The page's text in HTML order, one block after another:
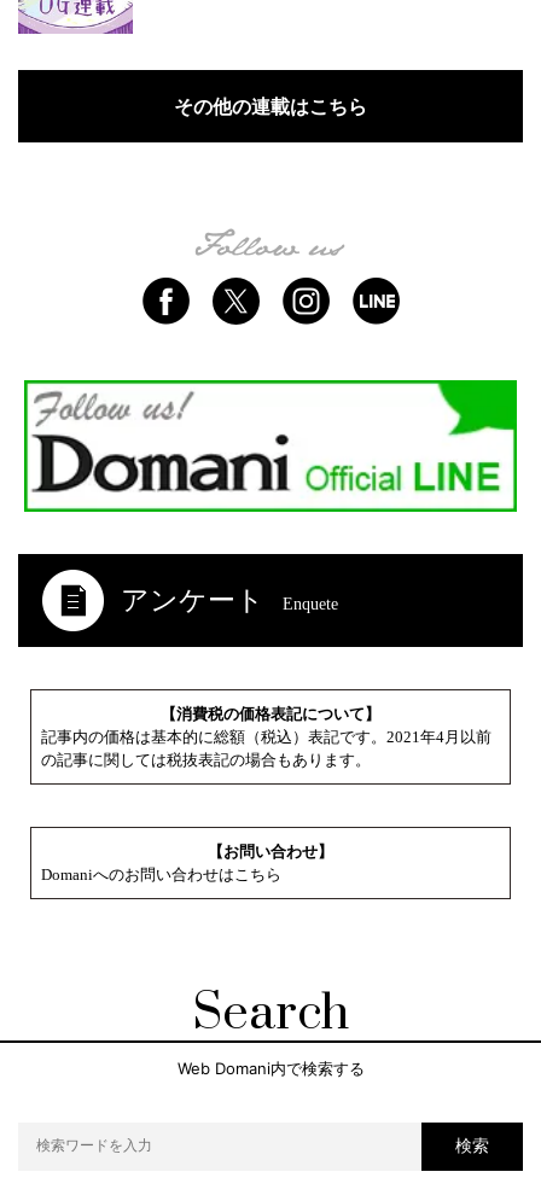
その他の連載はこちら
アンケート Enquete
【消費税の価格表記について】
記事内の価格は基本的に総額（税込）表記です。2021年4月以前
の記事に関しては税抜表記の場合もあります。
【お問い合わせ】
Domaniへのお問い合わせはこちら
Search
Web Domani内で検索する
検索